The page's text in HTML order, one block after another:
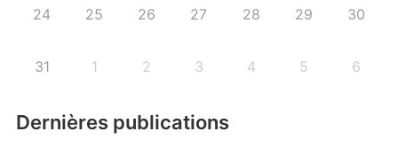
24 25 26 27 28 29 30
31 1 2 3 4 5 6
Dernières publications